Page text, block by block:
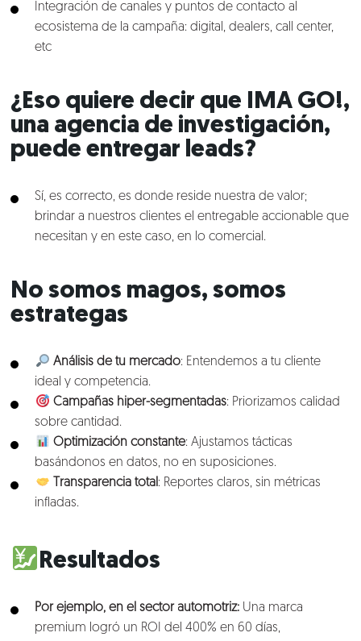
Nosotros
Clientes
Blog
Talento
Integración de canales y puntos de contacto al
ecosistema de la campaña: digital, dealers, call center,
etc
¿Eso quiere decir que IMA GO!,
una agencia de investigación,
puede entregar leads?
Sí, es correcto, es donde reside nuestra de valor;
brindar a nuestros clientes el entregable accionable que
necesitan y en este caso, en lo comercial.
No somos magos, somos
estrategas
Análisis de tu mercado: Entendemos a tu cliente
ideal y competencia.
Campañas hiper-segmentadas: Priorizamos calidad
sobre cantidad.
Optimización constante: Ajustamos tácticas
basándonos en datos, no en suposiciones.
Transparencia total: Reportes claros, sin métricas
infladas.
Resultados
Por ejemplo, en el sector automotriz: Una marca
premium logró un ROI del 400% en 60 días,